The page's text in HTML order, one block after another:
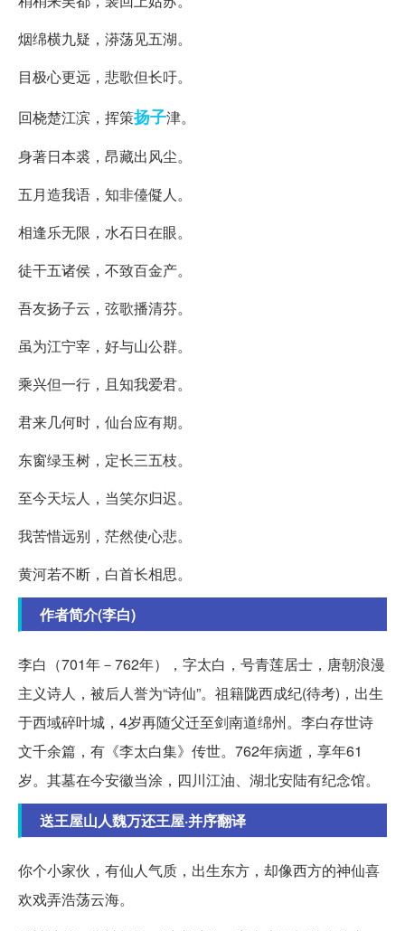
烟绵横九疑，漭荡见五湖。
目极心更远，悲歌但长吁。
回桡楚江滨，挥策扬子津。
身著日本裘，昂藏出风尘。
五月造我语，知非儓儗人。
相逢乐无限，水石日在眼。
徒干五诸侯，不致百金产。
吾友扬子云，弦歌播清芬。
虽为江宁宰，好与山公群。
乘兴但一行，且知我爱君。
君来几何时，仙台应有期。
东窗绿玉树，定长三五枝。
至今天坛人，当笑尔归迟。
我苦惜远别，茫然使心悲。
黄河若不断，白首长相思。
作者简介(李白)
李白（701年－762年），字太白，号青莲居士，唐朝浪漫
主义诗人，被后人誉为“诗仙”。祖籍陇西成纪(待考)，出生
于西域碎叶城，4岁再随父迁至剑南道绵州。李白存世诗
文千余篇，有《李太白集》传世。762年病逝，享年61
岁。其墓在今安徽当涂，四川江油、湖北安陆有纪念馆。
送王屋山人魏万还王屋·并序翻译
你个小家伙，有仙人气质，出生东方，却像西方的神仙喜
欢戏弄浩荡云海。